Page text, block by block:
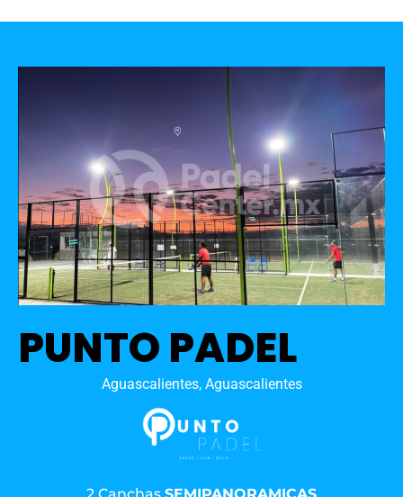
PUNTO PADEL
Aguascalientes, Aguascalientes